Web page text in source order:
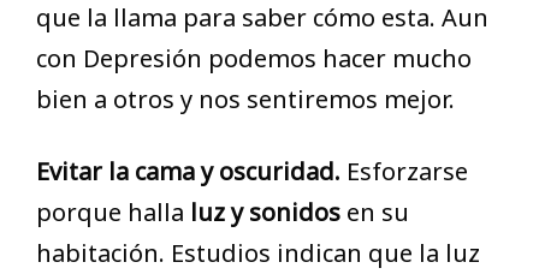
que la llama para saber cómo esta. Aun
con Depresión podemos hacer mucho
bien a otros y nos sentiremos mejor.
Evitar la cama y oscuridad. Esforzarse
porque halla luz y sonidos en su
habitación. Estudios indican que la luz